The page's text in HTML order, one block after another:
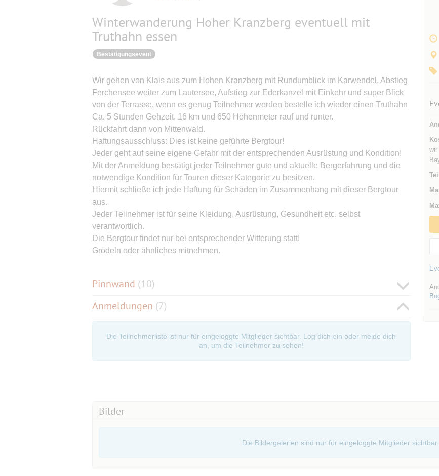
Winterwanderung Hoher Kranzberg eventuell mit
Truthahn essen
Bestätigungsevent
Wir gehen von Klais aus zum Hohen Kranzberg mit Rundumblick im Karwendel, Abstieg
Ferchensee weiter zum Lautersee, Aufstieg zur Ederkanzel mit Einkehr und super Blick
von der Terrasse, wenn es genug Teilnehmer werden bestelle ich wieder einen Truthahn
Ca. 5 Stunden Gehzeit, 16 km und 650 Höhenmeter rauf und runter.
Rückfahrt dann von Mittenwald.
Haftungsausschluss: Dies ist keine geführte Bergtour!
Jeder geht auf seine eigene Gefahr mit der entsprechenden Ausrüstung und Kondition!
Mit der Anmeldung bestätigt jeder Teilnehmer gute und aktuelle Bergerfahrung und die
notwendige Kondition für Touren dieser Kategorie zu besitzen.
Hiermit schließe ich jede Haftung für Schäden im Zusammenhang mit dieser Bergtour
aus.
Jeder Teilnehmer ist für seine Kleidung, Ausrüstung, Gesundheit etc. selbst
verantwortlich.
Die Bergtour findet nur bei entsprechender Witterung statt!
Grödeln oder ähnliches mitnehmen.
Pinnwand (10)
Anmeldungen (7)
Die Teilnehmerliste ist nur für eingeloggte Mitglieder sichtbar. Log dich ein oder melde dich
an, um die Teilnehmer zu sehen!
Bilder
Die Bildergalerien sind nur für eingeloggte Mitglieder sichtbar.